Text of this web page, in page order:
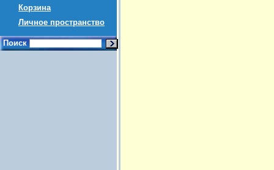
Корзина
Личное пространство
Поиск